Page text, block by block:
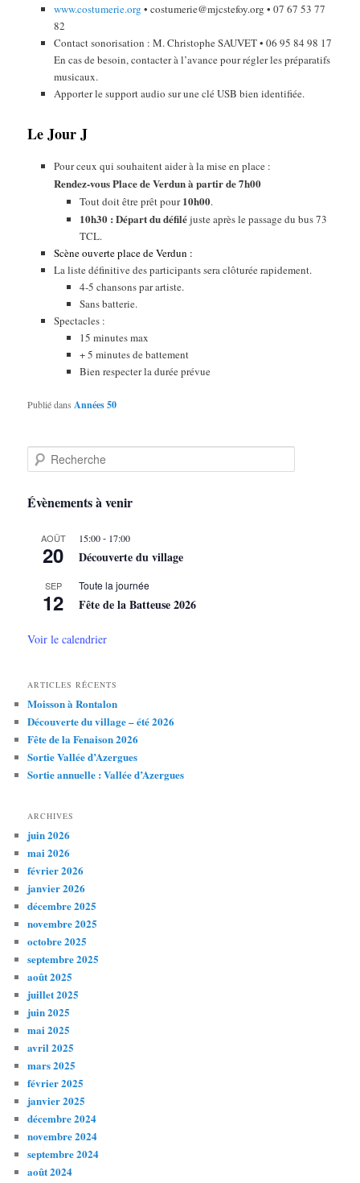
www.costumerie.org • costumerie@mjcstefoy.org • 07 67 53 77
82
Contact sonorisation : M. Christophe SAUVET • 06 95 84 98 17
En cas de besoin, contacter à l’avance pour régler les préparatifs
musicaux.
Apporter le support audio sur une clé USB bien identifiée.
Le Jour J
Pour ceux qui souhaitent aider à la mise en place :
Rendez-vous Place de Verdun à partir de 7h00
Tout doit être prêt pour10h00.
10h30 : Départ du défiléjuste après le passage du bus 73
TCL.
Scène ouverte place de Verdun :
La liste définitive des participants sera clôturée rapidement.
4-5 chansons par artiste.
Sans batterie.
Spectacles :
15 minutes max
+ 5 minutes de battement
Bien respecter la durée prévue
Publié dans Années 50
e
h
Évènements à venir
AOÛT
20
15:00- 17:00
Découverte du village
SEP
12
Toute la journée
Fête de la Batteuse 2026
Voir le calendrier
ARTICLES RÉCENTS
Moisson à Rontalon
Découverte du village – été 2026
Fête de la Fenaison 2026
Sortie Vallée d’Azergues
Sortie annuelle : Vallée d’Azergues
ARCHIVES
juin 2026
mai 2026
février 2026
janvier 2026
décembre 2025
novembre 2025
octobre 2025
septembre 2025
août 2025
juillet 2025
juin 2025
mai 2025
avril 2025
mars 2025
février 2025
janvier 2025
décembre 2024
novembre 2024
septembre 2024
août 2024